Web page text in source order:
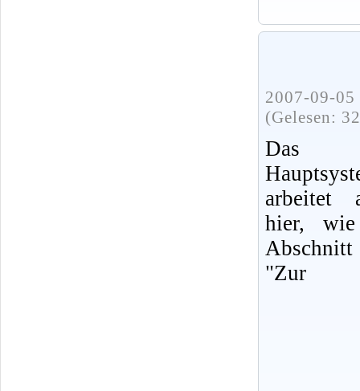
2007-09-
(Gelesen:
Das
arbeitet
hier,
Abschnitt
"Zur